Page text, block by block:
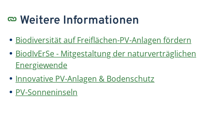
Weitere Informationen
Biodiversität auf Freiflächen-PV-Anlagen fördern
BiodIvErSe - Mitgestaltung der naturverträglichen
Energiewende
Innovative PV-Anlagen & Bodenschutz
PV-Sonneninseln